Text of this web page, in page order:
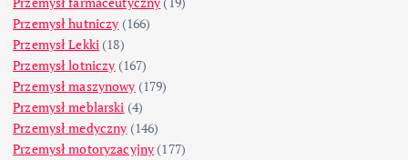
Przemysł hutniczy (166)
Przemysł Lekki (18)
Przemysł lotniczy (167)
Przemysł maszynowy (179)
Przemysł meblarski (4)
Przemysł medyczny (146)
Przemysł motoryzacyjny (177)